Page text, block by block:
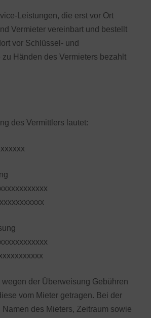
Leistungen, die erst vor Ort
Vermieter vereinbart und bestellt
vor Schlüssel- und
zu Händen des Vermieters bezahlt
des Vermittlers lautet:
wegen der Überweisung Gebühren
vom Mieter getragen. Bei der
des Mieters, Zeitraum sowie